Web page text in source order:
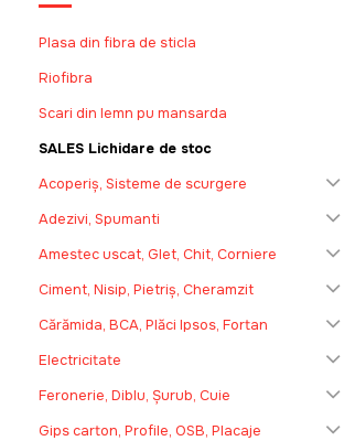
Plasa din fibra de sticla
Riofibra
Scari din lemn pu mansarda
SALES Lichidare de stoc
Acoperiș, Sisteme de scurgere
Adezivi, Spumanti
Amestec uscat, Glet, Chit, Corniere
Ciment, Nisip, Pietriș, Cheramzit
Cărămida, BCA, Plăci Ipsos, Fortan
Electricitate
Feronerie, Diblu, Șurub, Cuie
Gips carton, Profile, OSB, Placaje